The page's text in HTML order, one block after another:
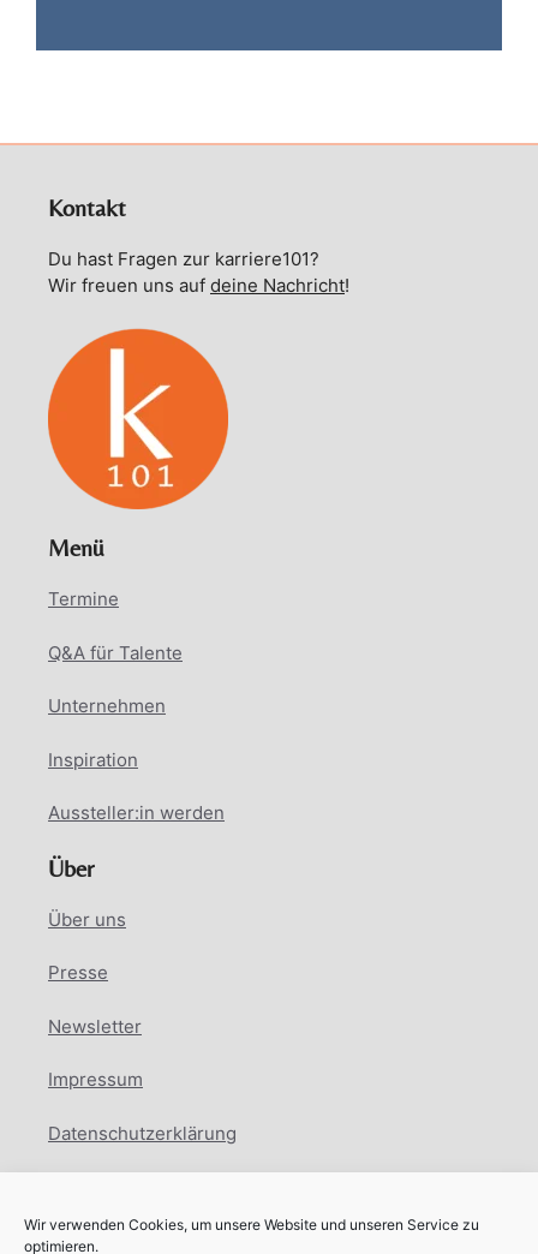
Wir verwenden Cookies, um unsere Website und unseren Service zu
optimieren.
Kontakt
Du hast Fragen zur karriere101?
Wir freuen uns auf deine Nachricht!
Menü
Termine
Q&A für Talente
Unternehmen
Inspiration
Aussteller:in werden
Über
Über uns
Presse
Newsletter
Impressum
Datenschutzerklärung
Facebook
Instagram
LinkedIn